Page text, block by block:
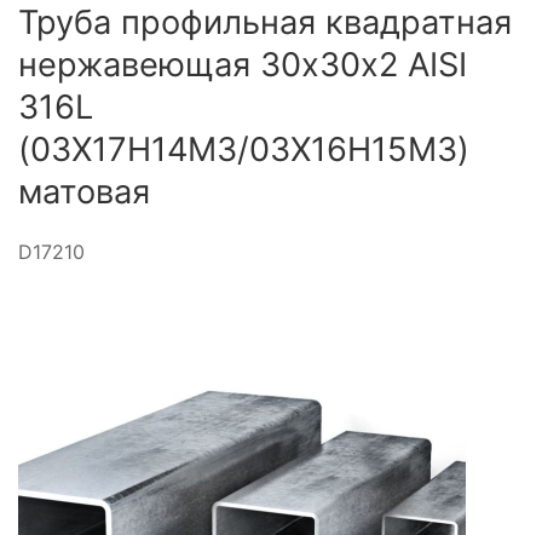
Труба профильная квадратная
нержавеющая 30х30х2 AISI
316L
(03Х17Н14М3/03Х16Н15М3)
матовая
D17210